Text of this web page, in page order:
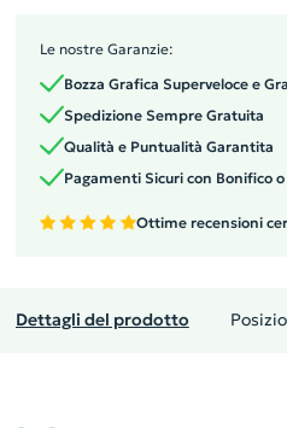
Le nostre Garanzie:
Bozza Grafica Superveloce e
Spedizione Sempre Gratuita
Qualità e Puntualità Garantita
Pagamenti Sicuri con Bonifico
Ottime recensioni
Dettagli del prodotto